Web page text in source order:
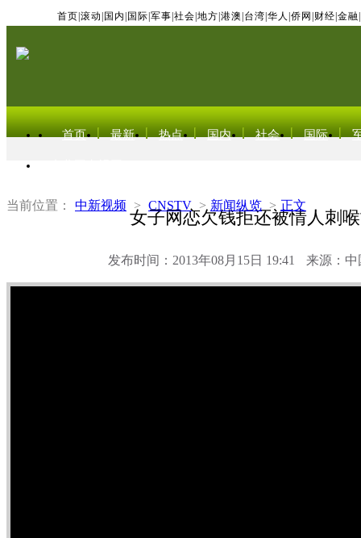
首页 滚动 国内 国际 军事 社会 地方 港澳 台湾 华人 侨网 财经 金融
首页 最新 热点 国内 社会 国际
当前位置： 中新视频 > CNSTV > 新闻纵览 > 正文
女子网恋欠钱拒还被情人刺
发布时间：2013年08月15日 19:41 来源：中